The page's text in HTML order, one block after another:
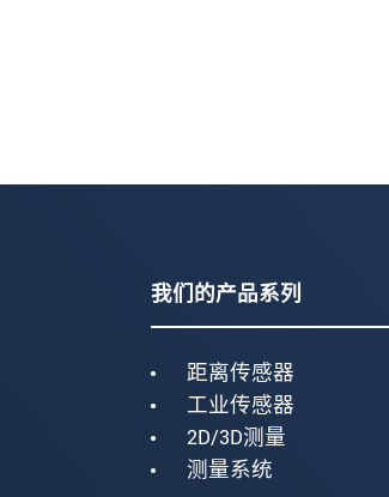
我们的产品系列
距离传感器
工业传感器
2D/3D测量
测量系统